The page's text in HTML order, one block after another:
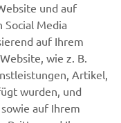
und auf
Social Media
auf Ihrem
wie z. B.
Artikel,
wurden, und
auf Ihrem